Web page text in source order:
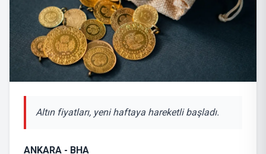
Altın fiyatları, yeni haftaya hareketli başladı.
ANKARA - BHA